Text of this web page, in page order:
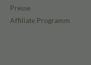
Presse
Affiliate Programm